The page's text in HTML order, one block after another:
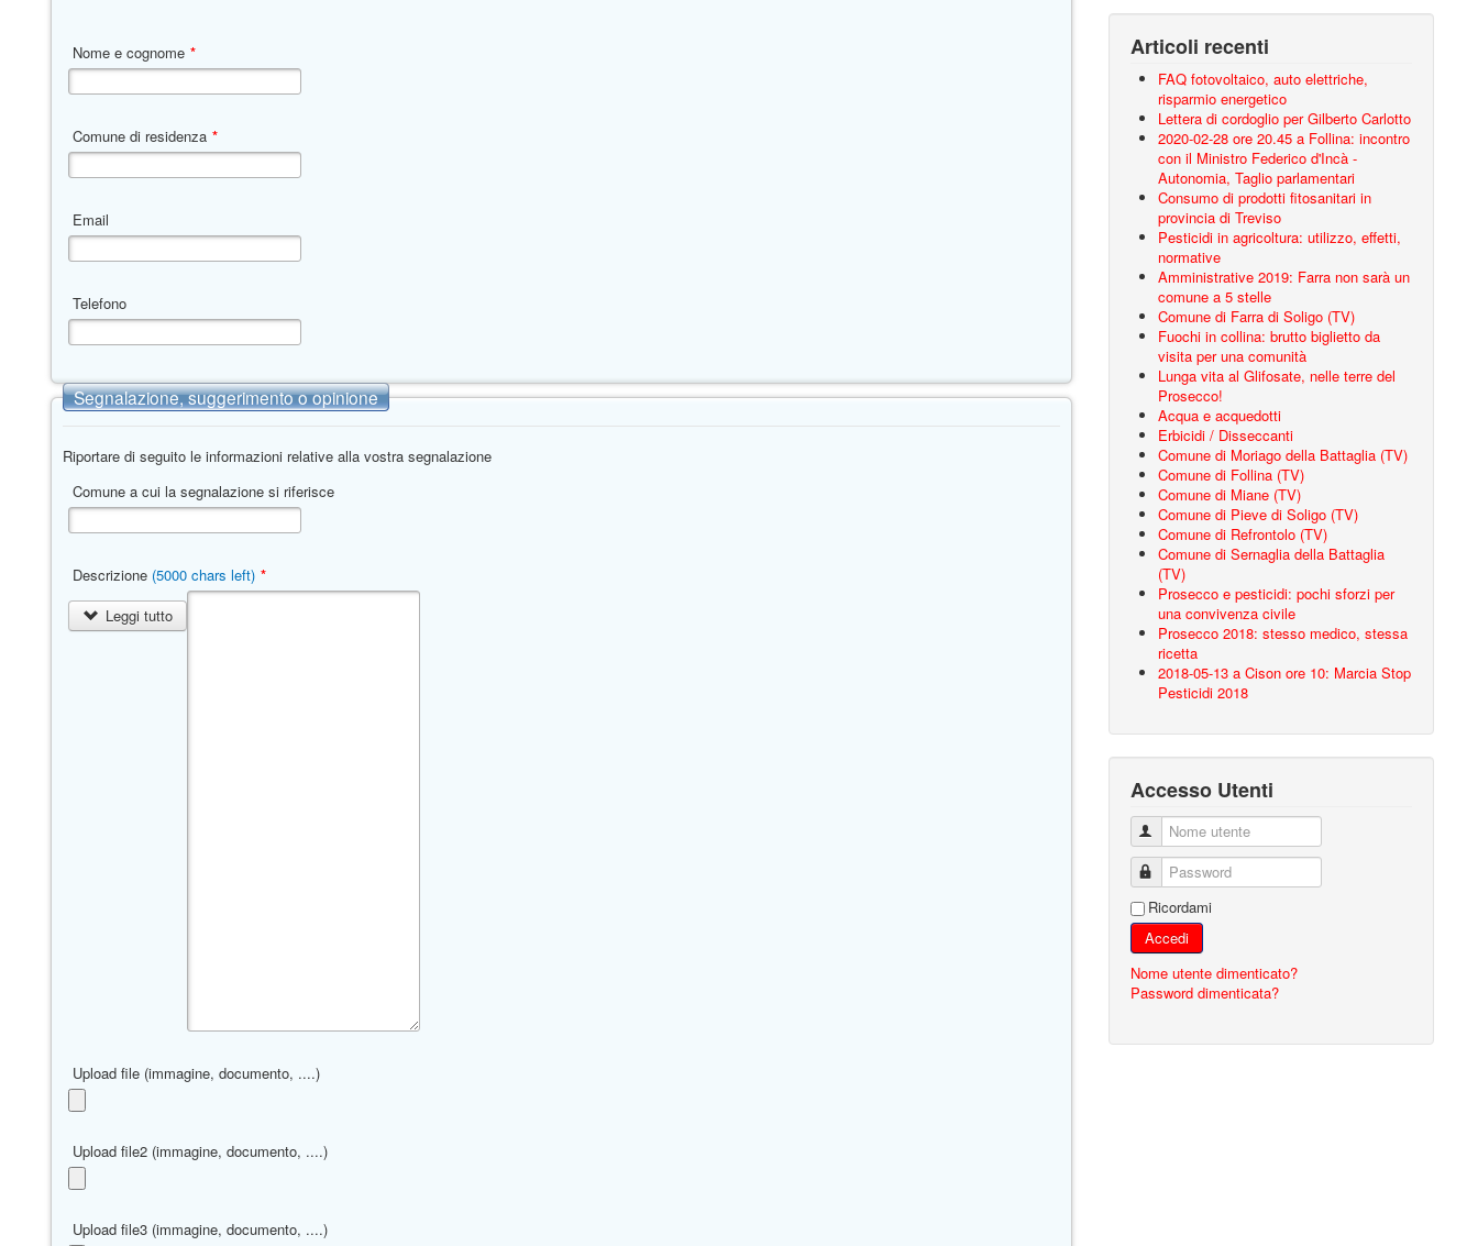
Nome e cognome *
Comune di residenza *
Email
Telefono
Segnalazione, suggerimento o opinione
Riportare di seguito le informazioni relative alla vostra segnalazione
Comune a cui la segnalazione si riferisce
Descrizione (5000 chars left) *
Leggi tutto
Upload file (immagine, documento, ....)
Upload file2 (immagine, documento, ....)
Upload file3 (immagine, documento, ....)
Articoli recenti
FAQ fotovoltaico, auto elettriche,
risparmio energetico
Lettera di cordoglio per Gilberto Carlotto
2020-02-28 ore 20.45 a Follina: incontro
con il Ministro Federico d'Incà -
Autonomia, Taglio parlamentari
Consumo di prodotti fitosanitari in
provincia di Treviso
Pesticidi in agricoltura: utilizzo, effetti,
normative
Amministrative 2019: Farra non sarà un
comune a 5 stelle
Comune di Farra di Soligo (TV)
Fuochi in collina: brutto biglietto da
visita per una comunità
Lunga vita al Glifosate, nelle terre del
Prosecco!
Acqua e acquedotti
Erbicidi / Disseccanti
Comune di Moriago della Battaglia (TV)
Comune di Follina (TV)
Comune di Miane (TV)
Comune di Pieve di Soligo (TV)
Comune di Refrontolo (TV)
Comune di Sernaglia della Battaglia
(TV)
Prosecco e pesticidi: pochi sforzi per
una convivenza civile
Prosecco 2018: stesso medico, stessa
ricetta
2018-05-13 a Cison ore 10: Marcia Stop
Pesticidi 2018
Accesso Utenti
Nome utente
Password
Ricordami
Accedi
Nome utente dimenticato?
Password dimenticata?